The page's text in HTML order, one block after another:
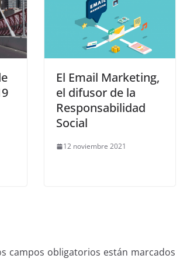
El Email Marketing,
el difusor de la
Responsabilidad
Social
12 noviembre 2021
campos obligatorios están marcados